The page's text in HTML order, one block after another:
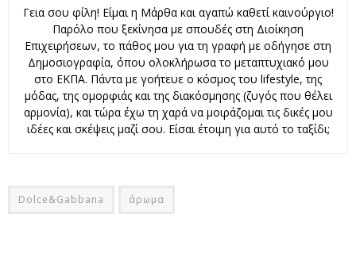
Γεια σου φίλη! Είμαι η Μάρθα και αγαπώ καθετί καινούργιο!
Παρόλο που ξεκίνησα με σπουδές στη Διοίκηση
Επιχειρήσεων, το πάθος μου για τη γραφή με οδήγησε στη
Δημοσιογραφία, όπου ολοκλήρωσα το μεταπτυχιακό μου
στο ΕΚΠΑ. Πάντα με γοήτευε ο κόσμος του lifestyle, της
μόδας, της ομορφιάς και της διακόσμησης (ζυγός που θέλει
αρμονία), και τώρα έχω τη χαρά να μοιράζομαι τις δικές μου
ιδέες και σκέψεις μαζί σου. Είσαι έτοιμη για αυτό το ταξίδι;
Dolce&Gabbana άρωμα